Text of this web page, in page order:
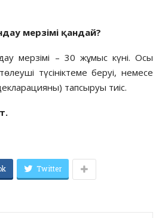
мерзімі қандай?
мерзімі – 30 жұмыс күні. Осы
түсініктеме беруі, немесе
тапсыруы тиіс.
Twitter